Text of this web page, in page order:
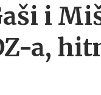
i
a,